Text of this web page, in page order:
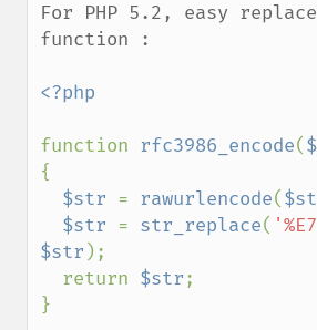
For PHP 5.2, easy
function :
<?php
function rfc3986_encode(
{
$str = rawurlencode(
$str = str_replace(
$str );
  return
$str;
}